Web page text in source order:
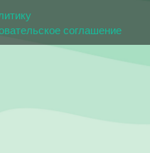
соглашение